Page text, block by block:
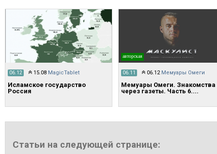
06.12 15.08 MagicTablet
Исламское государство
Россия
авторская
06.11 06.12 Мемуары Омеги
Мемуары Омеги. Знакомства
через газеты. Часть 6....
Статьи на следующей странице: